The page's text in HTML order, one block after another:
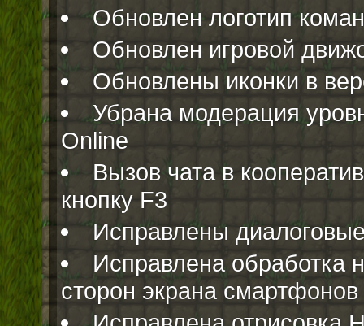
Обновлен логотип
Обновлен игровой
Обновлены иконки в
Убрана модерация
Online
Вызов чата в
кнопку F3
Исправлены
Исправлена обработка
сторон экрана смартфонов